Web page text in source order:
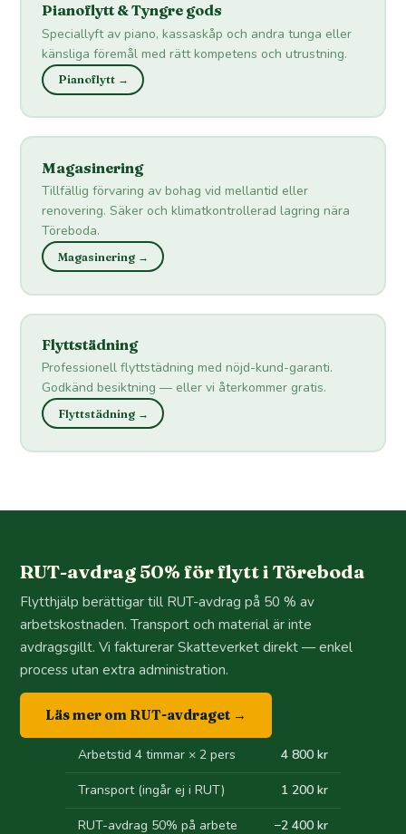
Pianoflytt & Tyngre gods
Speciallyft av piano, kassaskåp och andra tunga eller
känsliga föremål med rätt kompetens och utrustning.
Pianoflytt →
Magasinering
Tillfällig förvaring av bohag vid mellantid eller
renovering. Säker och klimatkontrollerad lagring nära
Töreboda.
Magasinering →
Flyttstädning
Professionell flyttstädning med nöjd-kund-garanti.
Godkänd besiktning — eller vi återkommer gratis.
Flyttstädning →
RUT-avdrag 50% för flytt i Töreboda
Flytthjälp berättigar till RUT-avdrag på 50 % av
arbetskostnaden. Transport och material är inte
avdragsgillt. Vi fakturerar Skatteverket direkt — enkel
process utan extra administration.
Läs mer om RUT-avdraget →
Arbetstid 4 timmar × 2 pers 4 800 kr
Transport (ingår ej i RUT) 1 200 kr
RUT-avdrag 50% på arbete −2 400 kr